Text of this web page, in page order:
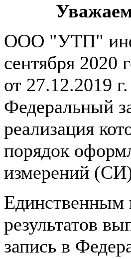
ООО "УТП"
сентября 2020
от 27.12.2019
Федеральный
реализация
порядок
измерений
результатов
запись в